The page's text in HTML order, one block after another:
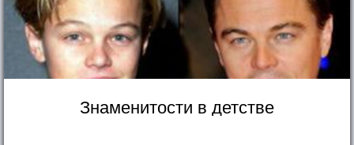
Знаменитости в детстве